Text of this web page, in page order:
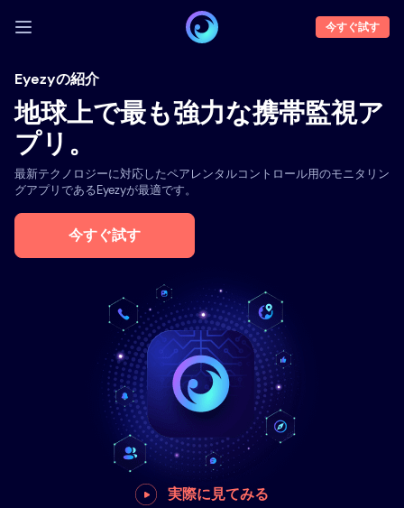
ログイン
デモ
機能
企業概要
ブログ
今すぐ試す
Eyezyの紹介
地球上で最も強力な携帯監視ア
プリ。
最新テクノロジーに対応したペアレンタルコントロール用のモニタリン
グアプリであるEyezyが最適です。
今すぐ試す
実際に見てみる